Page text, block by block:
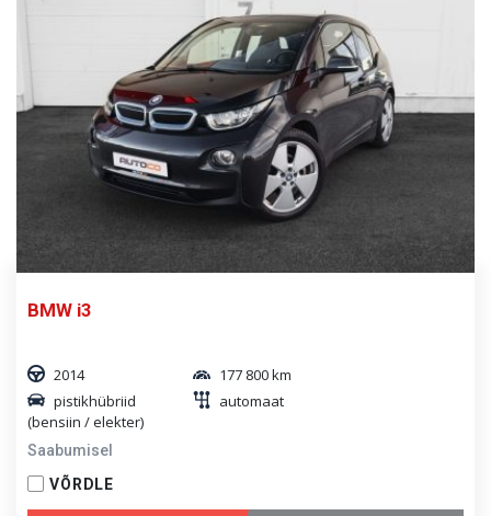
BMW i3
2014
177 800 km
pistikhübriid
(bensiin / elekter)
automaat
Saabumisel
VÕRDLE